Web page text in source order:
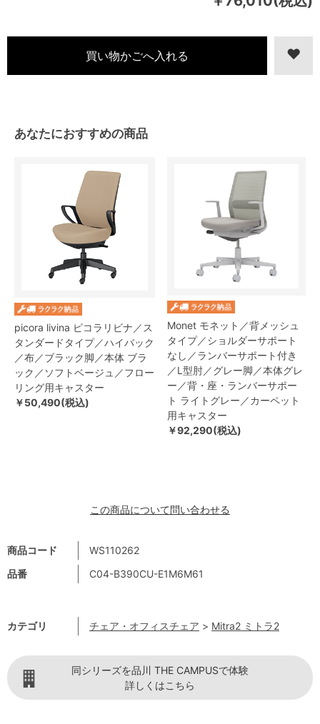
商品コード
WS110262
品番
C04-B390CU-E1M6M61
カテゴリ チェア・オフィスチェア > Mitra2 ミトラ2
あなたにおすすめの商品
picora livina ピコラリビナ／ス
タンダードタイプ／ハイバック
／布／ブラック脚／本体 ブラ
ック／ソフトベージュ／フロー
リング用キャスター
￥50,490(税込)
Monet モネット／背メッシュ
タイプ／ショルダーサポート
なし／ランバーサポート付き
／L型肘／グレー脚／本体グレ
ー／背・座・ランバーサポー
ト ライトグレー／カーペット
用キャスター
￥92,290(税込)
この商品について問い合わせる
同シリーズを品川 THE CAMPUSで体験
詳しくはこちら